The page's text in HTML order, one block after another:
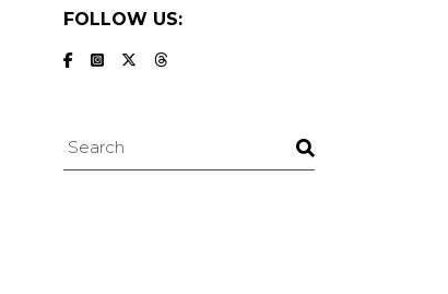
FOLLOW US:
Search